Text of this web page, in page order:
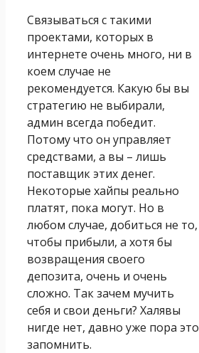
Связываться с такими
проектами, которых в
интернете очень много, ни в
коем случае не
рекомендуется. Какую бы вы
стратегию не выбирали,
админ всегда победит.
Потому что он управляет
средствами, а вы – лишь
поставщик этих денег.
Некоторые хайпы реально
платят, пока могут. Но в
любом случае, добиться не то,
чтобы прибыли, а хотя бы
возвращения своего
депозита, очень и очень
сложно. Так зачем мучить
себя и свои деньги? Халявы
нигде нет, давно уже пора это
запомнить.